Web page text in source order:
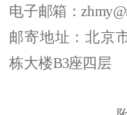
电子邮箱：
邮寄地址：北京
栋大楼B3座四层